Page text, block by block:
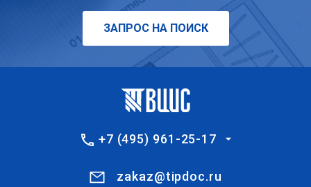
ЗАПРОС НА ПОИСК
+7 (495) 961-25-17
zakaz@tipdoc.ru